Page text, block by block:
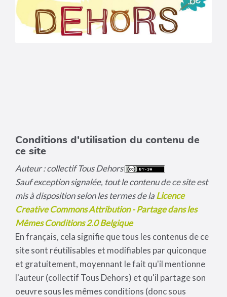
Conditions d'utilisation du contenu de
ce site
Auteur : collectif Tous Dehors
Sauf exception signalée, tout le contenu de ce site est
mis à disposition selon les termes de laLicence
Creative Commons Attribution - Partage dans les
Mêmes Conditions 2.0 Belgique
En français, cela signifie que tous les contenus de ce
site sont réutilisables et modifiables par quiconque
et gratuitement, moyennant le fait qu'il mentionne
l'auteur (collectif Tous Dehors) et qu'il partage son
oeuvre sous les mêmes conditions (donc sous